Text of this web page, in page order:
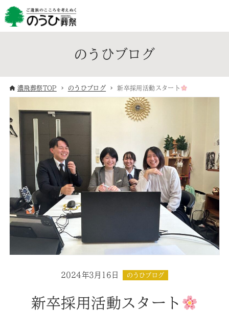
のうひブログ
濃飛葬祭TOP のうひブログ 新卒採用活動スタート
2024年3月16日 のうひブログ
新卒採用活動スタート